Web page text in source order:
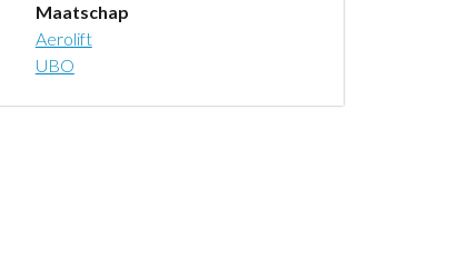
Maatschap
Aerolift
UBO